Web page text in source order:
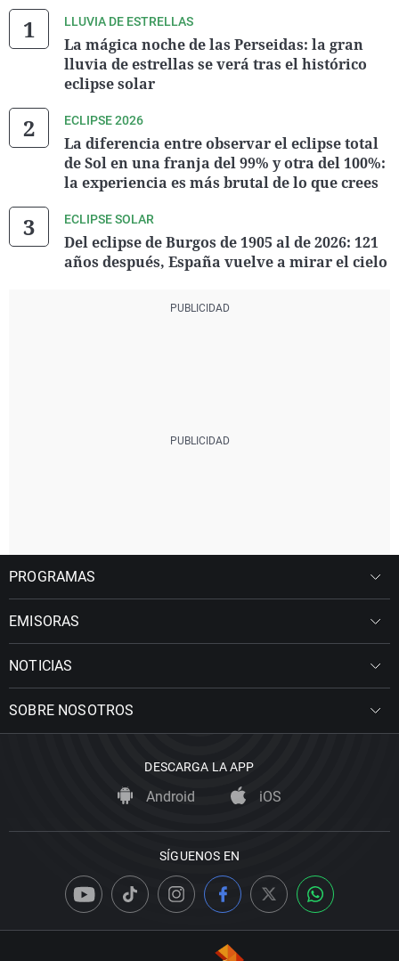
LLUVIA DE ESTRELLAS
La mágica noche de las Perseidas: la gran
lluvia de estrellas se verá tras el histórico
eclipse solar
ECLIPSE 2026
La diferencia entre observar el eclipse total
de Sol en una franja del 99% y otra del 100%:
la experiencia es más brutal de lo que crees
ECLIPSE SOLAR
Del eclipse de Burgos de 1905 al de 2026: 121
años después, España vuelve a mirar el cielo
PROGRAMAS
EMISORAS
NOTICIAS
SOBRE NOSOTROS
DESCARGA LA APP
Android iOS
SÍGUENOS EN